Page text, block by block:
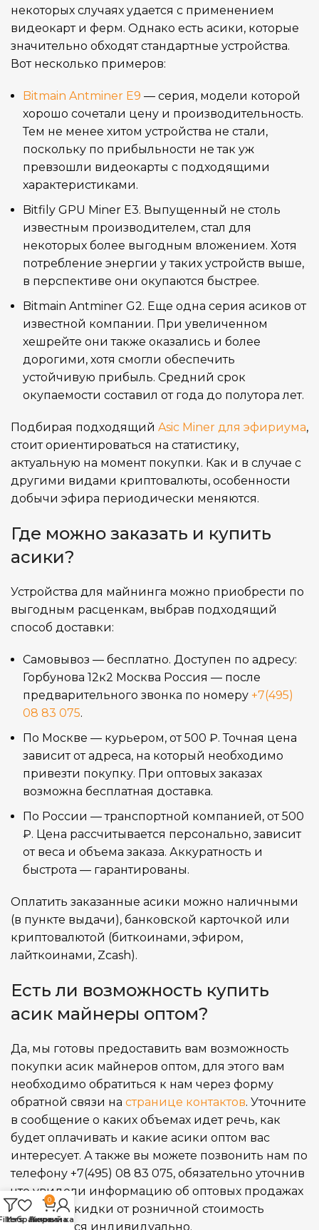
некоторых случаях удается с применением
видеокарт и ферм. Однако есть асики, которые
значительно обходят стандартные устройства.
Вот несколько примеров:
Bitmain Antminer E9 — серия, модели которой
хорошо сочетали цену и производительность.
Тем не менее хитом устройства не стали,
поскольку по прибыльности не так уж
превзошли видеокарты с подходящими
характеристиками.
Bitfily GPU Miner E3. Выпущенный не столь
известным производителем, стал для
некоторых более выгодным вложением. Хотя
потребление энергии у таких устройств выше,
в перспективе они окупаются быстрее.
Bitmain Antminer G2. Еще одна серия асиков от
известной компании. При увеличенном
хешрейте они также оказались и более
дорогими, хотя смогли обеспечить
устойчивую прибыль. Средний срок
окупаемости составил от года до полутора лет.
Подбирая подходящий Asic Miner для эфириума,
стоит ориентироваться на статистику,
актуальную на момент покупки. Как и в случае с
другими видами криптовалюты, особенности
добычи эфира периодически меняются.
Где можно заказать и купить
асики?
Устройства для майнинга можно приобрести по
выгодным расценкам, выбрав подходящий
способ доставки:
Самовывоз — бесплатно. Доступен по адресу:
Горбунова 12к2 Москва Россия — после
предварительного звонка по номеру +7(495)
08 83 075.
По Москве — курьером, от 500 ₽. Точная цена
зависит от адреса, на который необходимо
привезти покупку. При оптовых заказах
возможна бесплатная доставка.
По России — транспортной компанией, от 500
₽. Цена рассчитывается персонально, зависит
от веса и объема заказа. Аккуратность и
быстрота — гарантированы.
Оплатить заказанные асики можно наличными
(в пункте выдачи), банковской карточкой или
криптовалютой (биткоинами, эфиром,
лайткоинами, Zcash).
Есть ли возможность купить
асик майнеры оптом?
Да, мы готовы предоставить вам возможность
покупки асик майнеров оптом, для этого вам
необходимо обратиться к нам через форму
обратной связи на странице контактов. Уточните
в сообщение о каких объемах идет речь, как
будет оплачивать и какие асики оптом вас
интересует. А также вы можете позвонить нам по
телефону +7(495) 08 83 075, обязательно уточнив
что увидели информацию об оптовых продажах
на сайте. Скидки от розничной стоимость
обсуждается индивидуально.
Избранное
0
Корзина
Личный кабинет